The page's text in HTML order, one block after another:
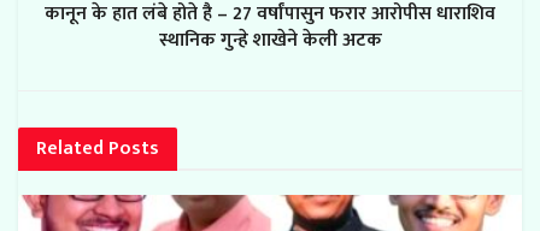
कानून के हात लंबे होते है – 27 वर्षांपासुन फरार आरोपीस धाराशिव
स्थानिक गुन्हे शाखेने केली अटक
Related Posts